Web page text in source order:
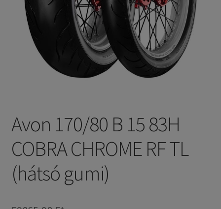
Avon 170/80 B 15 83H
COBRA CHROME RF TL
(hátsó gumi)